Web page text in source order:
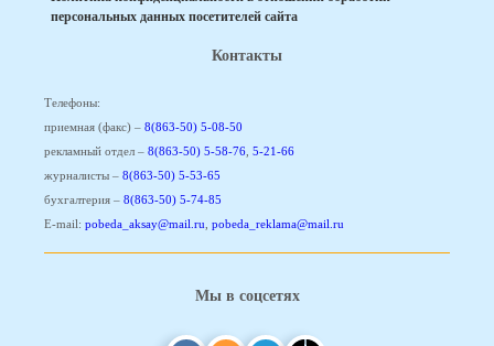
персональных данных посетителей сайта
Контакты
Телефоны:
приемная (факс) – 8(863-50) 5-08-50
рекламный отдел – 8(863-50) 5-58-76 5-21-66
журналисты – 8(863-50) 5-53-65
бухгалтерия – 8(863-50) 5-74-85
E-mail: pobeda_aksay@mail.ru pobeda_reklama@mail.ru
Мы в соцсетях